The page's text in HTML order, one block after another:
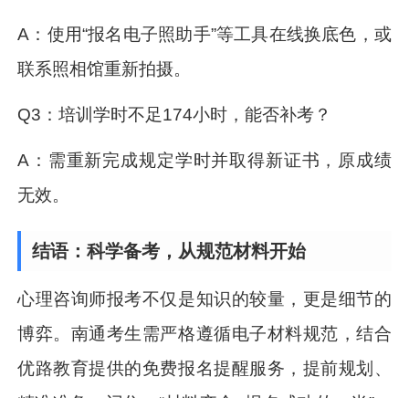
A：使用“报名电子照助手”等工具在线换底色，或
联系照相馆重新拍摄。
Q3：培训学时不足174小时，能否补考？
A：需重新完成规定学时并取得新证书，原成绩
无效。
结语：科学备考，从规范材料开始
心理咨询师报考不仅是知识的较量，更是细节的
博弈。南通考生需严格遵循电子材料规范，结合
优路教育提供的免费报名提醒服务，提前规划、